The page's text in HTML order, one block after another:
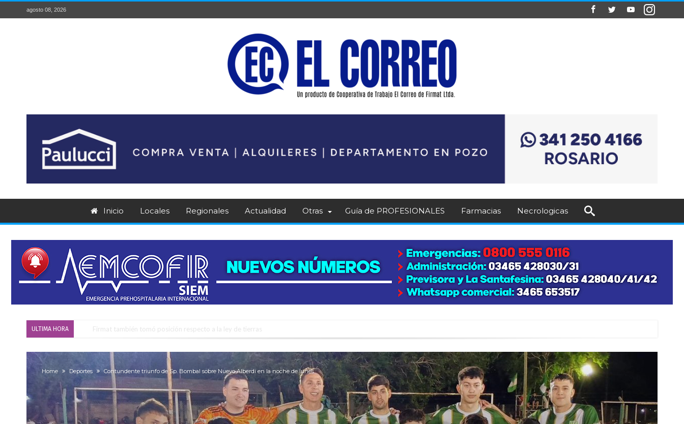
agosto 08, 2026
Inicio Locales Regionales Actualidad Otras Guía de PROFESIONALES Farmacias Necrologicas
ULTIMA HORA Firmat también tomó posición respecto a la ley de tierras
Firmat será sede del segundo Torneo Regional de Básquet 3×3 Inclusivo
Vassalli: en potencial y con fechas diferidas, la empresa reformula sus anuncios a los trabajadores
Firmat: avanza la investigación de dos empleadas del Juzgado de Faltas por presuntas irregularidades
Villada: el viento provocó el desprendimiento del techo del galpón del ferrocarril
Home Deportes Contundente triunfo de Sp. Bombal sobre Nuevo Alberdi en la noche de lunes